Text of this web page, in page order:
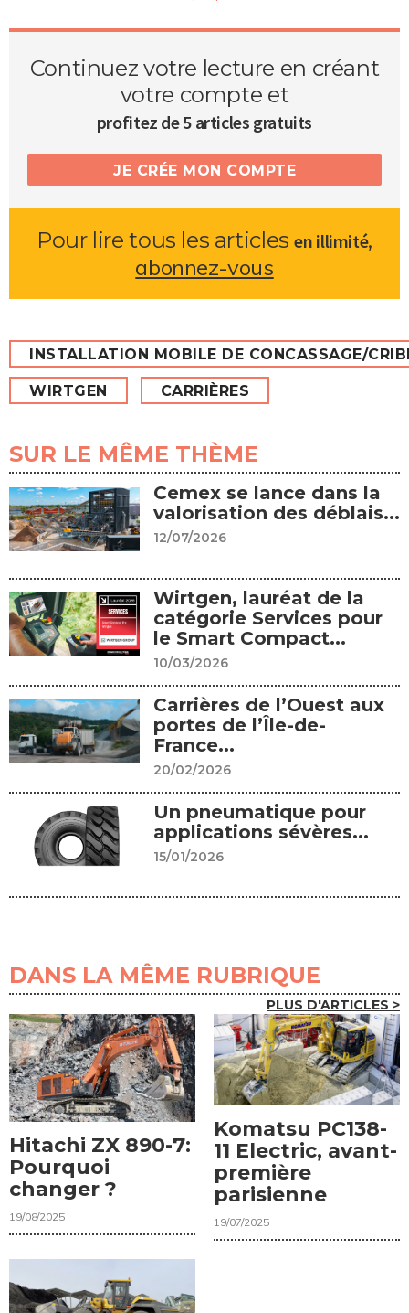
Continuez votre lecture en créant
votre compte et
profitez de 5 articles gratuits
JE CRÉE MON COMPTE
Pour lire tous les articlesen illimité,
abonnez-vous
INSTALLATION MOBILE DE CONCASSAGE/
WIRTGEN CARRIÈRES
SUR LE MÊME THÈME
Cemex se lance dans la
valorisation des déblais...
12/07/2026
Wirtgen, lauréat de la
catégorie Services pour
le Smart Compact...
10/03/2026
Carrières de l’Ouest aux
portes de l’Île-de-
France...
20/02/2026
Un pneumatique pour
applications sévères...
15/01/2026
DANS LA MÊME RUBRIQUE
PLUS D'ARTICLES >
Hitachi ZX 890-7:
Pourquoi
changer ?
19/08/2025
Komatsu PC138-
11 Electric, avant-
première
parisienne
19/07/2025